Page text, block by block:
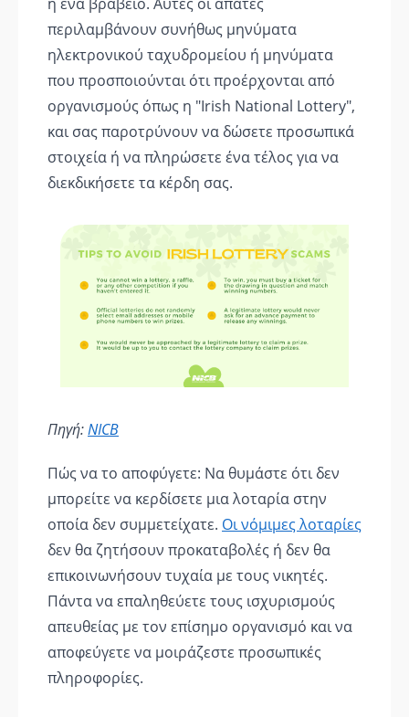
περιλαμβάνουν συνήθως μηνύματα
ηλεκτρονικού ταχυδρομείου ή μηνύματα
που προσποιούνται ότι προέρχονται από
οργανισμούς όπως η "Irish National Lottery",
και σας παροτρύνουν να δώσετε προσωπικά
στοιχεία ή να πληρώσετε ένα τέλος για να
διεκδικήσετε τα κέρδη σας.
Πηγή:NICB
Πώς να το αποφύγετε: Να θυμάστε ότι δεν
μπορείτε να κερδίσετε μια λοταρία στην
οποία δεν συμμετείχατε. Οι νόμιμες λοταρίες
δεν θα ζητήσουν προκαταβολές ή δεν θα
επικοινωνήσουν τυχαία με τους νικητές.
Πάντα να επαληθεύετε τους ισχυρισμούς
απευθείας με τον επίσημο οργανισμό και να
αποφεύγετε να μοιράζεστε προσωπικές
πληροφορίες.